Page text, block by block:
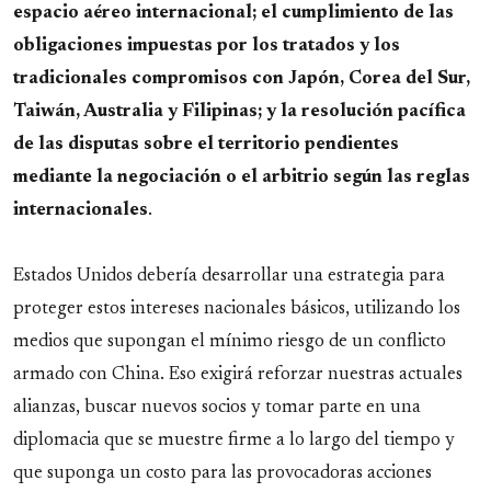
espacio aéreo internacional; el cumplimiento de las
obligaciones impuestas por los tratados y los
tradicionales compromisos con Japón, Corea del Sur,
Taiwán, Australia y Filipinas; y la resolución pacífica
de las disputas sobre el territorio pendientes
mediante la negociación o el arbitrio según las reglas
internacionales.
Estados Unidos debería desarrollar una estrategia para
proteger estos intereses nacionales básicos, utilizando los
medios que supongan el mínimo riesgo de un conflicto
armado con China. Eso exigirá reforzar nuestras actuales
alianzas, buscar nuevos socios y tomar parte en una
diplomacia que se muestre firme a lo largo del tiempo y
que suponga un costo para las provocadoras acciones